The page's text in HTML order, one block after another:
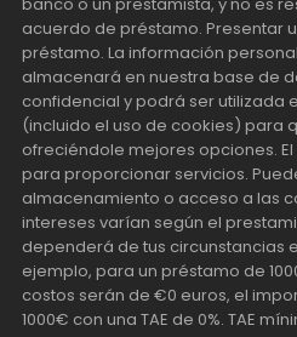
banco o un prestamista, y no es
acuerdo de préstamo. Presentar
préstamo. La información
almacenará en nuestra base de
confidencial y podrá ser utilizada
(incluido el uso de cookies) para
ofreciéndole mejores opciones.
para proporcionar servicios.
almacenamiento o acceso a las
intereses varían según el
dependerá de tus circunstancias
ejemplo, para un préstamo de
costos serán de €0 euros, el
1000€ con una TAE de 0%. TAE